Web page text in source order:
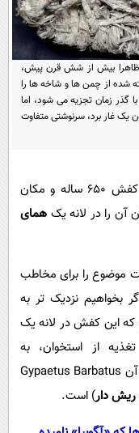
بیش از شش قرن پیش،
شده از چمن ‌ها و شاخه ‌ها را
گذر زمان تجزیه می‌ شود، اما
یک غار برد، سرنوشتی متفاوت
- موضوع این مطلب درباره یک کفش 650 ساله و مکان
را در لانه یک همای
موضوع را برای مخاطب
بخواهیم نزدیک تر به
که این کفش در لانه یک
از استخوان، به
«استخوان‌خوار» نیز معروف است. نام علمی آن Gypaetus Barbatus
دار) است.